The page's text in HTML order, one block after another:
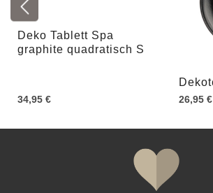
Deko Tablett Spa
graphite quadratisch S
34,95 € 26,95 €